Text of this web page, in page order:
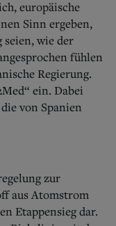
europäische
Sinn ergeben,
wie der
fühlen
Regierung.
ein. Dabei
von Spanien
zur
aus Atomstrom
Etappensieg dar.